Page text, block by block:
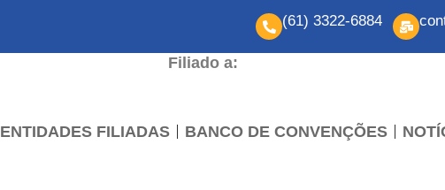
(61) 3322-6884
Filiado a:
ENTIDADES FILIADAS BANCO DE CONVENÇÕES